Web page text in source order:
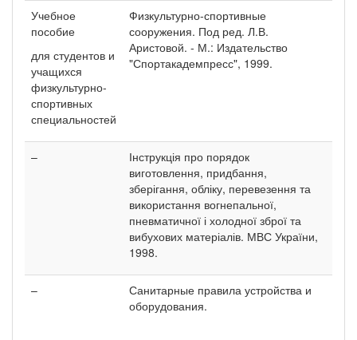
Учебное
пособие
для студентов и
учащихся
физкультурно-
спортивных
специальностей
Физкультурно-спортивные
сооружения. Под ред. Л.В.
Аристовой. - М.: Издательство
"Спортакадемпресс", 1999.
–
Інструкція про порядок
виготовлення, придбання,
зберігання, обліку, перевезення та
використання вогнепальної,
пневматичної і холодної зброї та
вибухових матеріалів. МВС України,
1998.
–
Санитарные правила устройства и
оборудования.